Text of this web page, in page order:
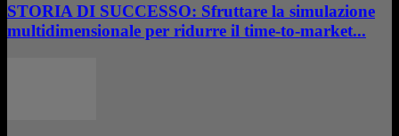
STORIA DI SUCCESSO: Sfruttare la simulazione
multidimensionale per ridurre il time-to-market...